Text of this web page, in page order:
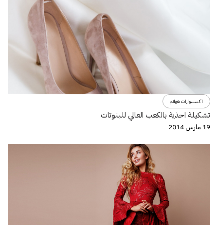
اكسسوارات هوانم
تشكيلة احذية بالكعب العالي للبنوتات
19 مارس 2014